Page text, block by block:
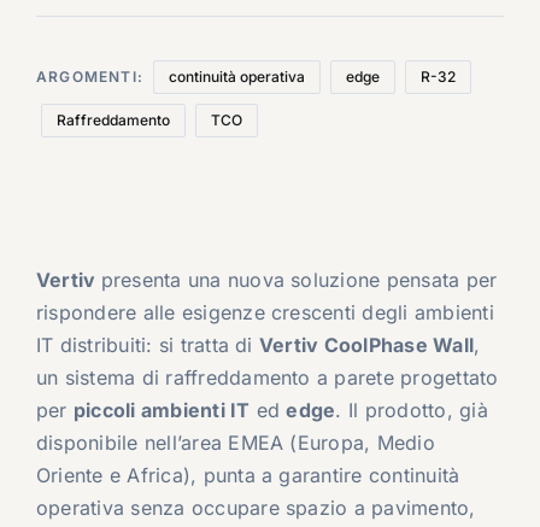
ARGOMENTI: continuità operativa edge R-32
Raffreddamento TCO
Vertiv presenta una nuova soluzione pensata per
rispondere alle esigenze crescenti degli ambienti
IT distribuiti: si tratta di Vertiv CoolPhase Wall,
un sistema di raffreddamento a parete progettato
per piccoli ambienti IT ededge. Il prodotto, già
disponibile nell’area EMEA (Europa, Medio
Oriente e Africa), punta a garantire continuità
operativa senza occupare spazio a pavimento,